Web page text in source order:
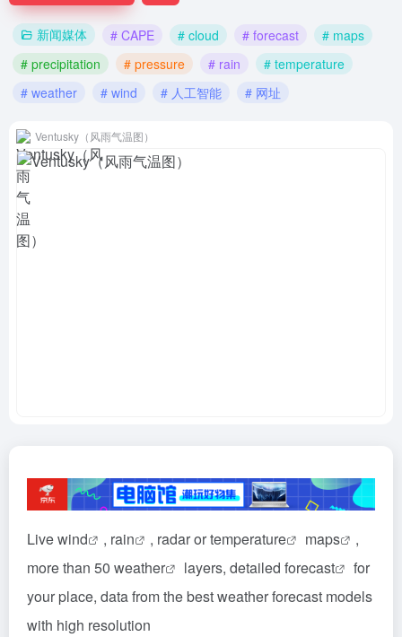
新闻媒体 # CAPE # cloud # forecast
# maps
# precipitation
# pressure # rain
# temperature
# weather
# wind # 人工智能 # 网址
Ventusky（风雨气温图）
Livewind , rain , radar ortemperature maps
,
more than 50 weather layers, detailed forecast
for
your place, data from the best weather forecast models
with high resolution